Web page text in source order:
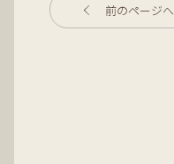
前のページへ